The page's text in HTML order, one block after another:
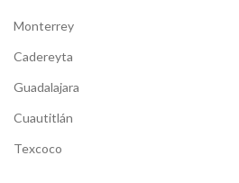
Monterrey
Cadereyta
Guadalajara
Cuautitlán
Texcoco